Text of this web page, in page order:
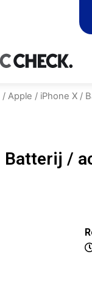
/ Apple / iPhone X /
Batterij /